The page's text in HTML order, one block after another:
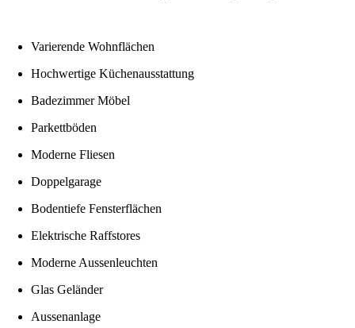
Varierende Wohnflächen
Hochwertige Küchenausstattung
Badezimmer Möbel
Parkettböden
Moderne Fliesen
Doppelgarage
Bodentiefe Fensterflächen
Elektrische Raffstores
Moderne Aussenleuchten
Glas Geländer
Aussenanlage